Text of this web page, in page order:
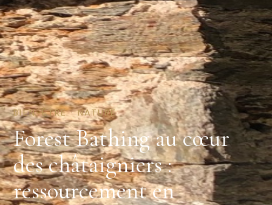
BIEN-ÊTRE · NATURE
Forest Bathing au cœur
des châtaigniers :
ressourcement en